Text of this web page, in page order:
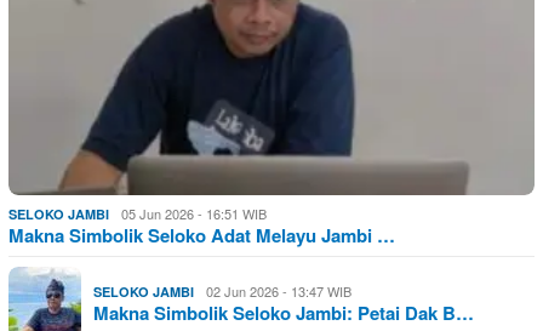
SELOKO JAMBI 05 Jun 2026 - 16:51 WIB
Makna Simbolik Seloko Adat Melayu Jambi …
SELOKO JAMBI 02 Jun 2026 - 13:47 WIB
Makna Simbolik Seloko Jambi: Petai Dak B…